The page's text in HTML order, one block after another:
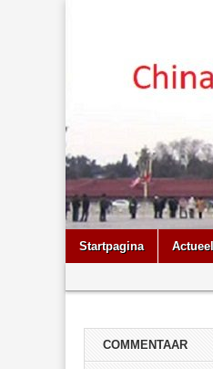
Main
menu
Skip
Startpagina Actueel
menu
COMMENTAAR